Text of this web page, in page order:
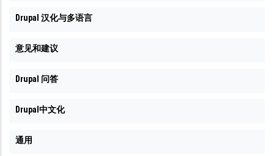
Drupal 汉化与多语言
意见和建议
Drupal 问答
Drupal中文化
通用